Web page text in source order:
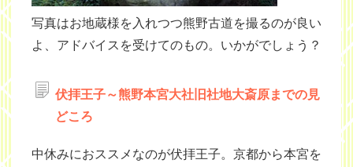
写真はお地蔵様を入れつつ熊野古道を撮るのが良い
よ、アドバイスを受けてのもの。いかがでしょう？
伏拝王子～熊野本宮大社旧社地大斎原までの見
どころ
中休みにおススメなのが伏拝王子。京都から本宮を